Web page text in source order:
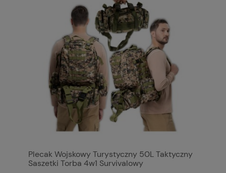
Plecak Wojskowy Turystyczny 50L Taktyczny
Saszetki Torba 4w1 Survivalowy